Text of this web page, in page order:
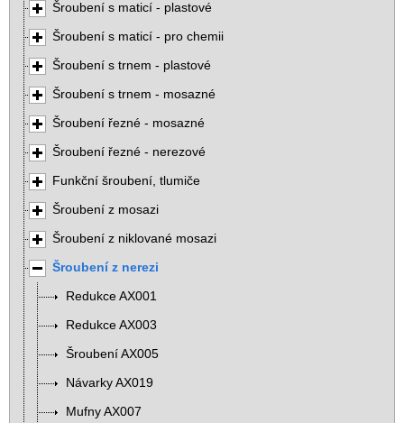
Šroubení s maticí - plastové
Šroubení s maticí - pro chemii
Šroubení s trnem - plastové
Šroubení s trnem - mosazné
Šroubení řezné - mosazné
Šroubení řezné - nerezové
Funkční šroubení, tlumiče
Šroubení z mosazi
Šroubení z niklované mosazi
Šroubení z nerezi
Redukce AX001
Redukce AX003
Šroubení AX005
Návarky AX019
Mufny AX007